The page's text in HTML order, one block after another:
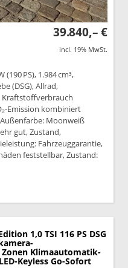
39.840,– €
incl. 19% MwSt.
(190 PS), 1.984 cm³,
(DSG), Allrad,
Kraftstoffverbrauch
Emission kombiniert
Außenfarbe: Moonweiß
gut, Zustand,
Fahrzeuggarantie,
feststellbar, Zustand:
drucken
1,0 TSI 116 PS DSG
Klimaautomatik-
Keyless Go-Sofort